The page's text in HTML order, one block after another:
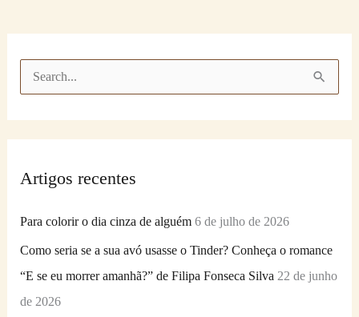
u
Artigos recentes
Para colorir o dia cinza de alguém 6 de julho de 2026
Como seria se a sua avó usasse o Tinder? Conheça o romance
“E se eu morrer amanhã?” de Filipa Fonseca Silva 22 de junho
de 2026